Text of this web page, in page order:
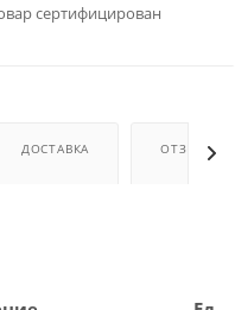
сертифицирован
ДОСТАВКА ОТЗЫВЫ